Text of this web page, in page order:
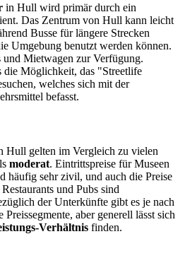
in Hull wird primär durch ein
Das Zentrum von Hull kann leicht
Busse für längere Strecken
Umgebung benutzt werden können.
und Mietwagen zur Verfügung.
die Möglichkeit, das "Streetlife
welches sich mit der
befasst.
Hull gelten im Vergleich zu vielen
moderat. Eintrittspreise für Museen
häufig sehr zivil, und auch die Preise
und Pubs sind
der Unterkünfte gibt es je nach
aber generell lässt sich
Verhältnis finden.